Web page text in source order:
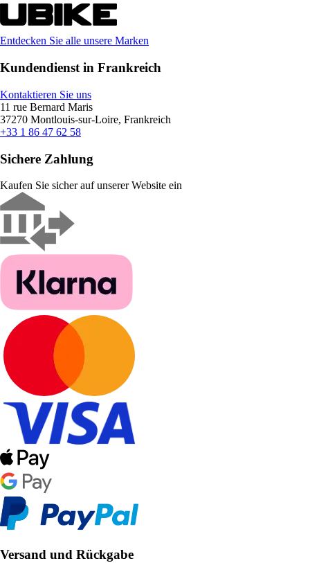
Entdecken Sie alle unsere Marken
Kundendienst in Frankreich
Kontaktieren Sie uns
11 rue Bernard Maris
37270 Montlouis-sur-Loire, Frankreich
+33 1 86 47 62 58
Sichere Zahlung
Kaufen Sie sicher auf unserer Website ein
Versand und Rückgabe